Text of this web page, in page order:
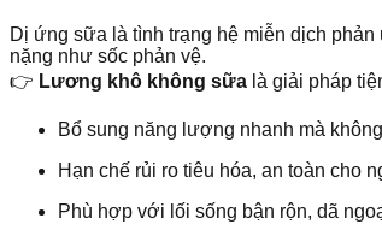
Dị ứng sữa là tình trạng hệ miễn dịch
nặng như sốc phản vệ.
👉 Lương khô không sữa là giải pháp
Bổ sung năng lượng nhanh mà
Hạn chế rủi ro tiêu hóa, an toàn cho
Phù hợp với lối sống bận rộn, dã